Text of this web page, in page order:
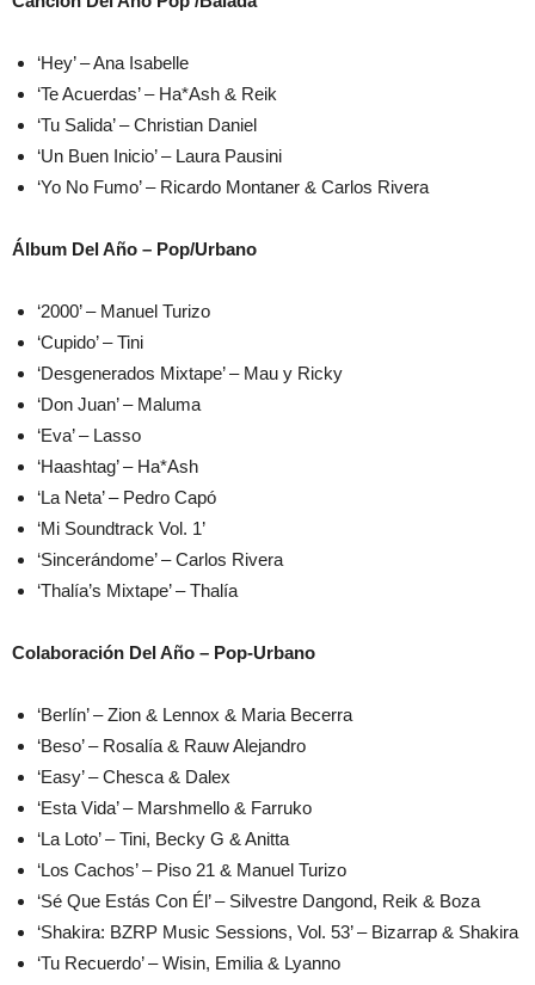
‘Hey’ – Ana Isabelle
‘Te Acuerdas’ – Ha*Ash & Reik
‘Tu Salida’ – Christian Daniel
‘Un Buen Inicio’ – Laura Pausini
‘Yo No Fumo’ – Ricardo Montaner & Carlos Rivera
Álbum Del Año – Pop/Urbano
‘2000’ – Manuel Turizo
‘Cupido’ – Tini
‘Desgenerados Mixtape’ – Mau y Ricky
‘Don Juan’ – Maluma
‘Eva’ – Lasso
‘Haashtag’ – Ha*Ash
‘La Neta’ – Pedro Capó
‘Mi Soundtrack Vol. 1’
‘Sincerándome’ – Carlos Rivera
‘Thalía’s Mixtape’ – Thalía
Colaboración Del Año – Pop-Urbano
‘Berlín’ – Zion & Lennox & Maria Becerra
‘Beso’ – Rosalía & Rauw Alejandro
‘Easy’ – Chesca & Dalex
‘Esta Vida’ – Marshmello & Farruko
‘La Loto’ – Tini, Becky G & Anitta
‘Los Cachos’ – Piso 21 & Manuel Turizo
‘Sé Que Estás Con Él’ – Silvestre Dangond, Reik & Boza
‘Shakira: BZRP Music Sessions, Vol. 53’ – Bizarrap & Shakira
‘Tu Recuerdo’ – Wisin, Emilia & Lyanno